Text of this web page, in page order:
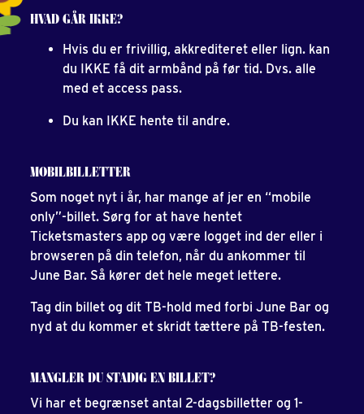
HVAD GÅR IKKE?
Hvis du er frivillig, akkrediteret eller lign. kan
du IKKE få dit armbånd på før tid. Dvs. alle
med et access pass.
Du kan IKKE hente til andre.
MOBILBILLETTER
Som noget nyt i år, har mange af jer en “mobile
only”-billet. Sørg for at have hentet
Ticketsmasters app og være logget ind der eller i
browseren på din telefon, når du ankommer til
June Bar. Så kører det hele meget lettere.
Tag din billet og dit TB-hold med forbi June Bar og
nyd at du kommer et skridt tættere på TB-festen.
MANGLER DU STADIG EN BILLET?
Vi har et begrænset antal 2-dagsbilletter og 1-